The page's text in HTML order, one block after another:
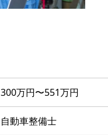
300万円〜551万円
自動車整備士